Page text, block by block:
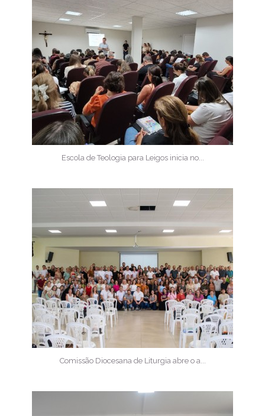
Escola de Teologia para Leigos inicia no...
Comissão Diocesana de Liturgia abre o a...